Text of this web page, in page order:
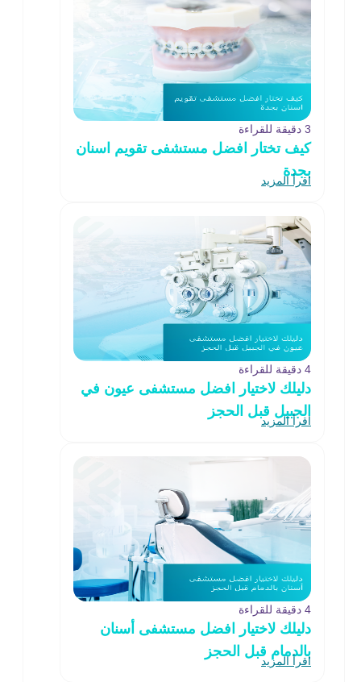
3 دقيقة للقراءة
كيف تختار افضل مستشفى تقويم اسنان
بجدة
اقرأ المزيد
4 دقيقة للقراءة
دليلك لاختيار افضل مستشفى عيون في
الجبيل قبل الحجز
اقرأ المزيد
4 دقيقة للقراءة
دليلك لاختيار افضل مستشفى أسنان
بالدمام قبل الحجز
اقرأ المزيد